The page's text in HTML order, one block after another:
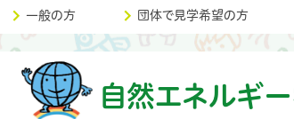
一般の方 団体で見学希望の方
自然エネルギ